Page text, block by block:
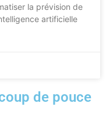
la prévision de
artificielle
de pouce